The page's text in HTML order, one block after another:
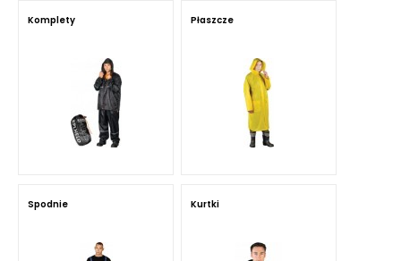
Komplety Płaszcze
Spodnie Kurtki